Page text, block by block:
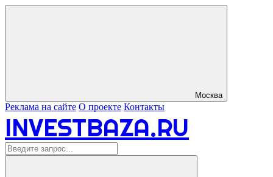
Москва
Реклама на сайте О проекте Контакты
INVESTBAZA.RU